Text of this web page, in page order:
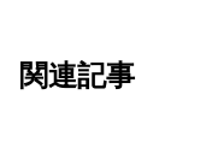
関連記事